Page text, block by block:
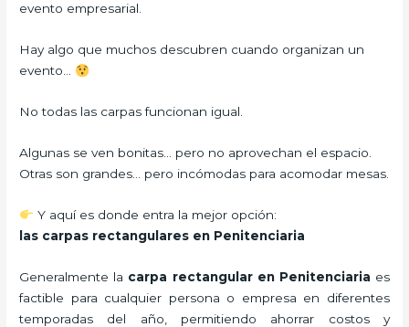
evento empresarial.
Hay algo que muchos descubren cuando organizan un
evento…
No todas las carpas funcionan igual.
Algunas se ven bonitas… pero no aprovechan el espacio.
Otras son grandes… pero incómodas para acomodar mesas.
Y aquí es donde entra la mejor opción:
las carpas rectangulares en Penitenciaria
Generalmente la carpa rectangularen Penitenciaria es
factible para cualquier persona o empresa en diferentes
temporadas del año, permitiendo ahorrar costos y